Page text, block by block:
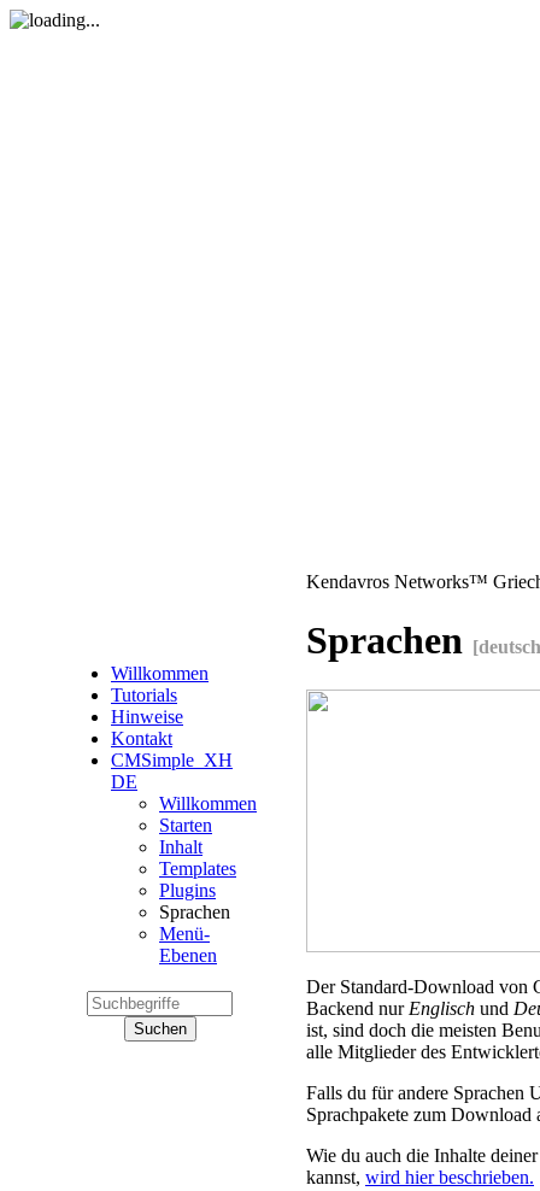
Willkommen
Tutorials
Hinweise
Kontakt
CMSimple_XH
DE
Willkommen
Starten
Inhalt
Templates
Plugins
Sprachen
Menü-
Ebenen
Kendavros Networks™
Sprachen
Der Standard-Download von
Backend nur Englisch und
ist, sind doch die meisten
alle Mitglieder des
Falls du für andere Sprachen
Sprachpakete zum Download
Wie du auch die Inhalte
kannst, wird hier beschrieben.